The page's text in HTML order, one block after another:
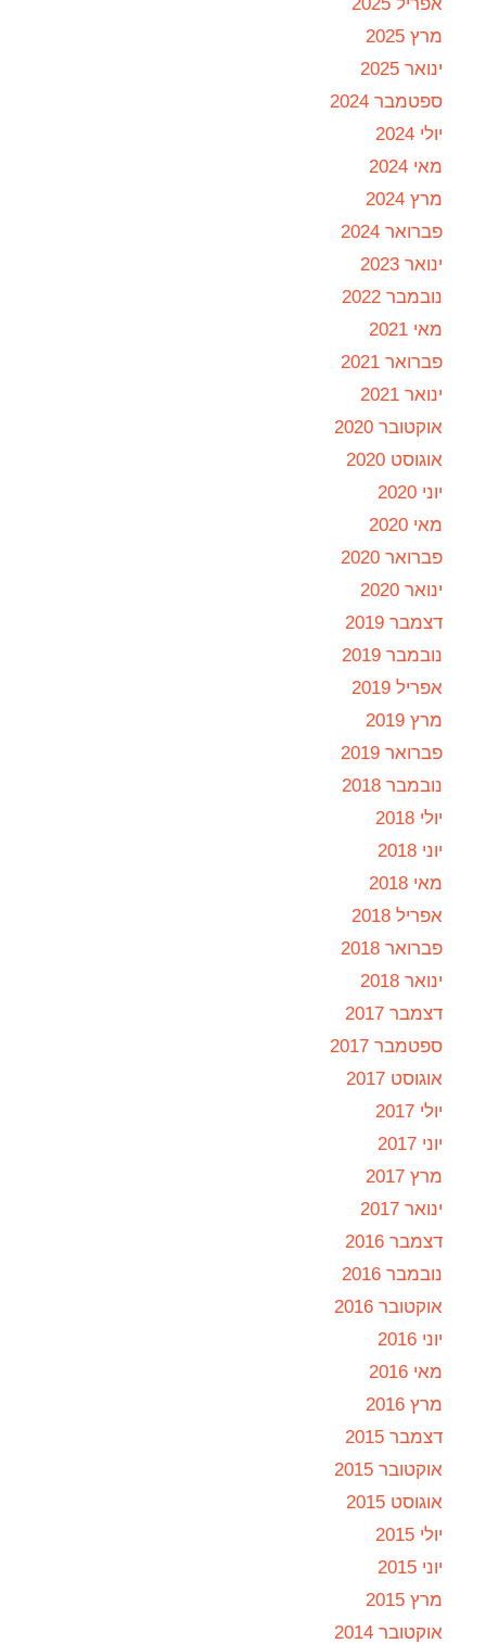
מרץ 2025
ינואר 2025
ספטמבר 2024
יולי 2024
מאי 2024
מרץ 2024
פברואר 2024
ינואר 2023
נובמבר 2022
מאי 2021
פברואר 2021
ינואר 2021
אוקטובר 2020
אוגוסט 2020
יוני 2020
מאי 2020
פברואר 2020
ינואר 2020
דצמבר 2019
נובמבר 2019
אפריל 2019
מרץ 2019
פברואר 2019
נובמבר 2018
יולי 2018
יוני 2018
מאי 2018
אפריל 2018
פברואר 2018
ינואר 2018
דצמבר 2017
ספטמבר 2017
אוגוסט 2017
יולי 2017
יוני 2017
מרץ 2017
ינואר 2017
דצמבר 2016
נובמבר 2016
אוקטובר 2016
יוני 2016
מאי 2016
מרץ 2016
דצמבר 2015
אוקטובר 2015
אוגוסט 2015
יולי 2015
יוני 2015
מרץ 2015
אוקטובר 2014